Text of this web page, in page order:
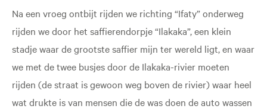
Na een vroeg ontbijt rijden we richting “Ifaty” onderweg
rijden we door het saffierendorpje “Ilakaka”, een klein
stadje waar de grootste saffier mijn ter wereld ligt, en waar
we met de twee busjes door de Ilakaka-rivier moeten
rijden (de straat is gewoon weg boven de rivier) waar heel
wat drukte is van mensen die de was doen de auto wassen